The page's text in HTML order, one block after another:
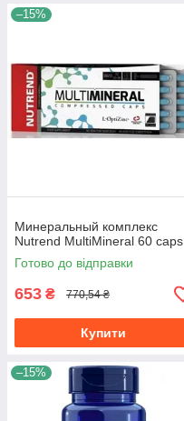
–15%
Минеральный комплекс
Nutrend MultiMineral 60 caps
Готово до відправки
653 ₴ 770,54 ₴
Купити
–15%